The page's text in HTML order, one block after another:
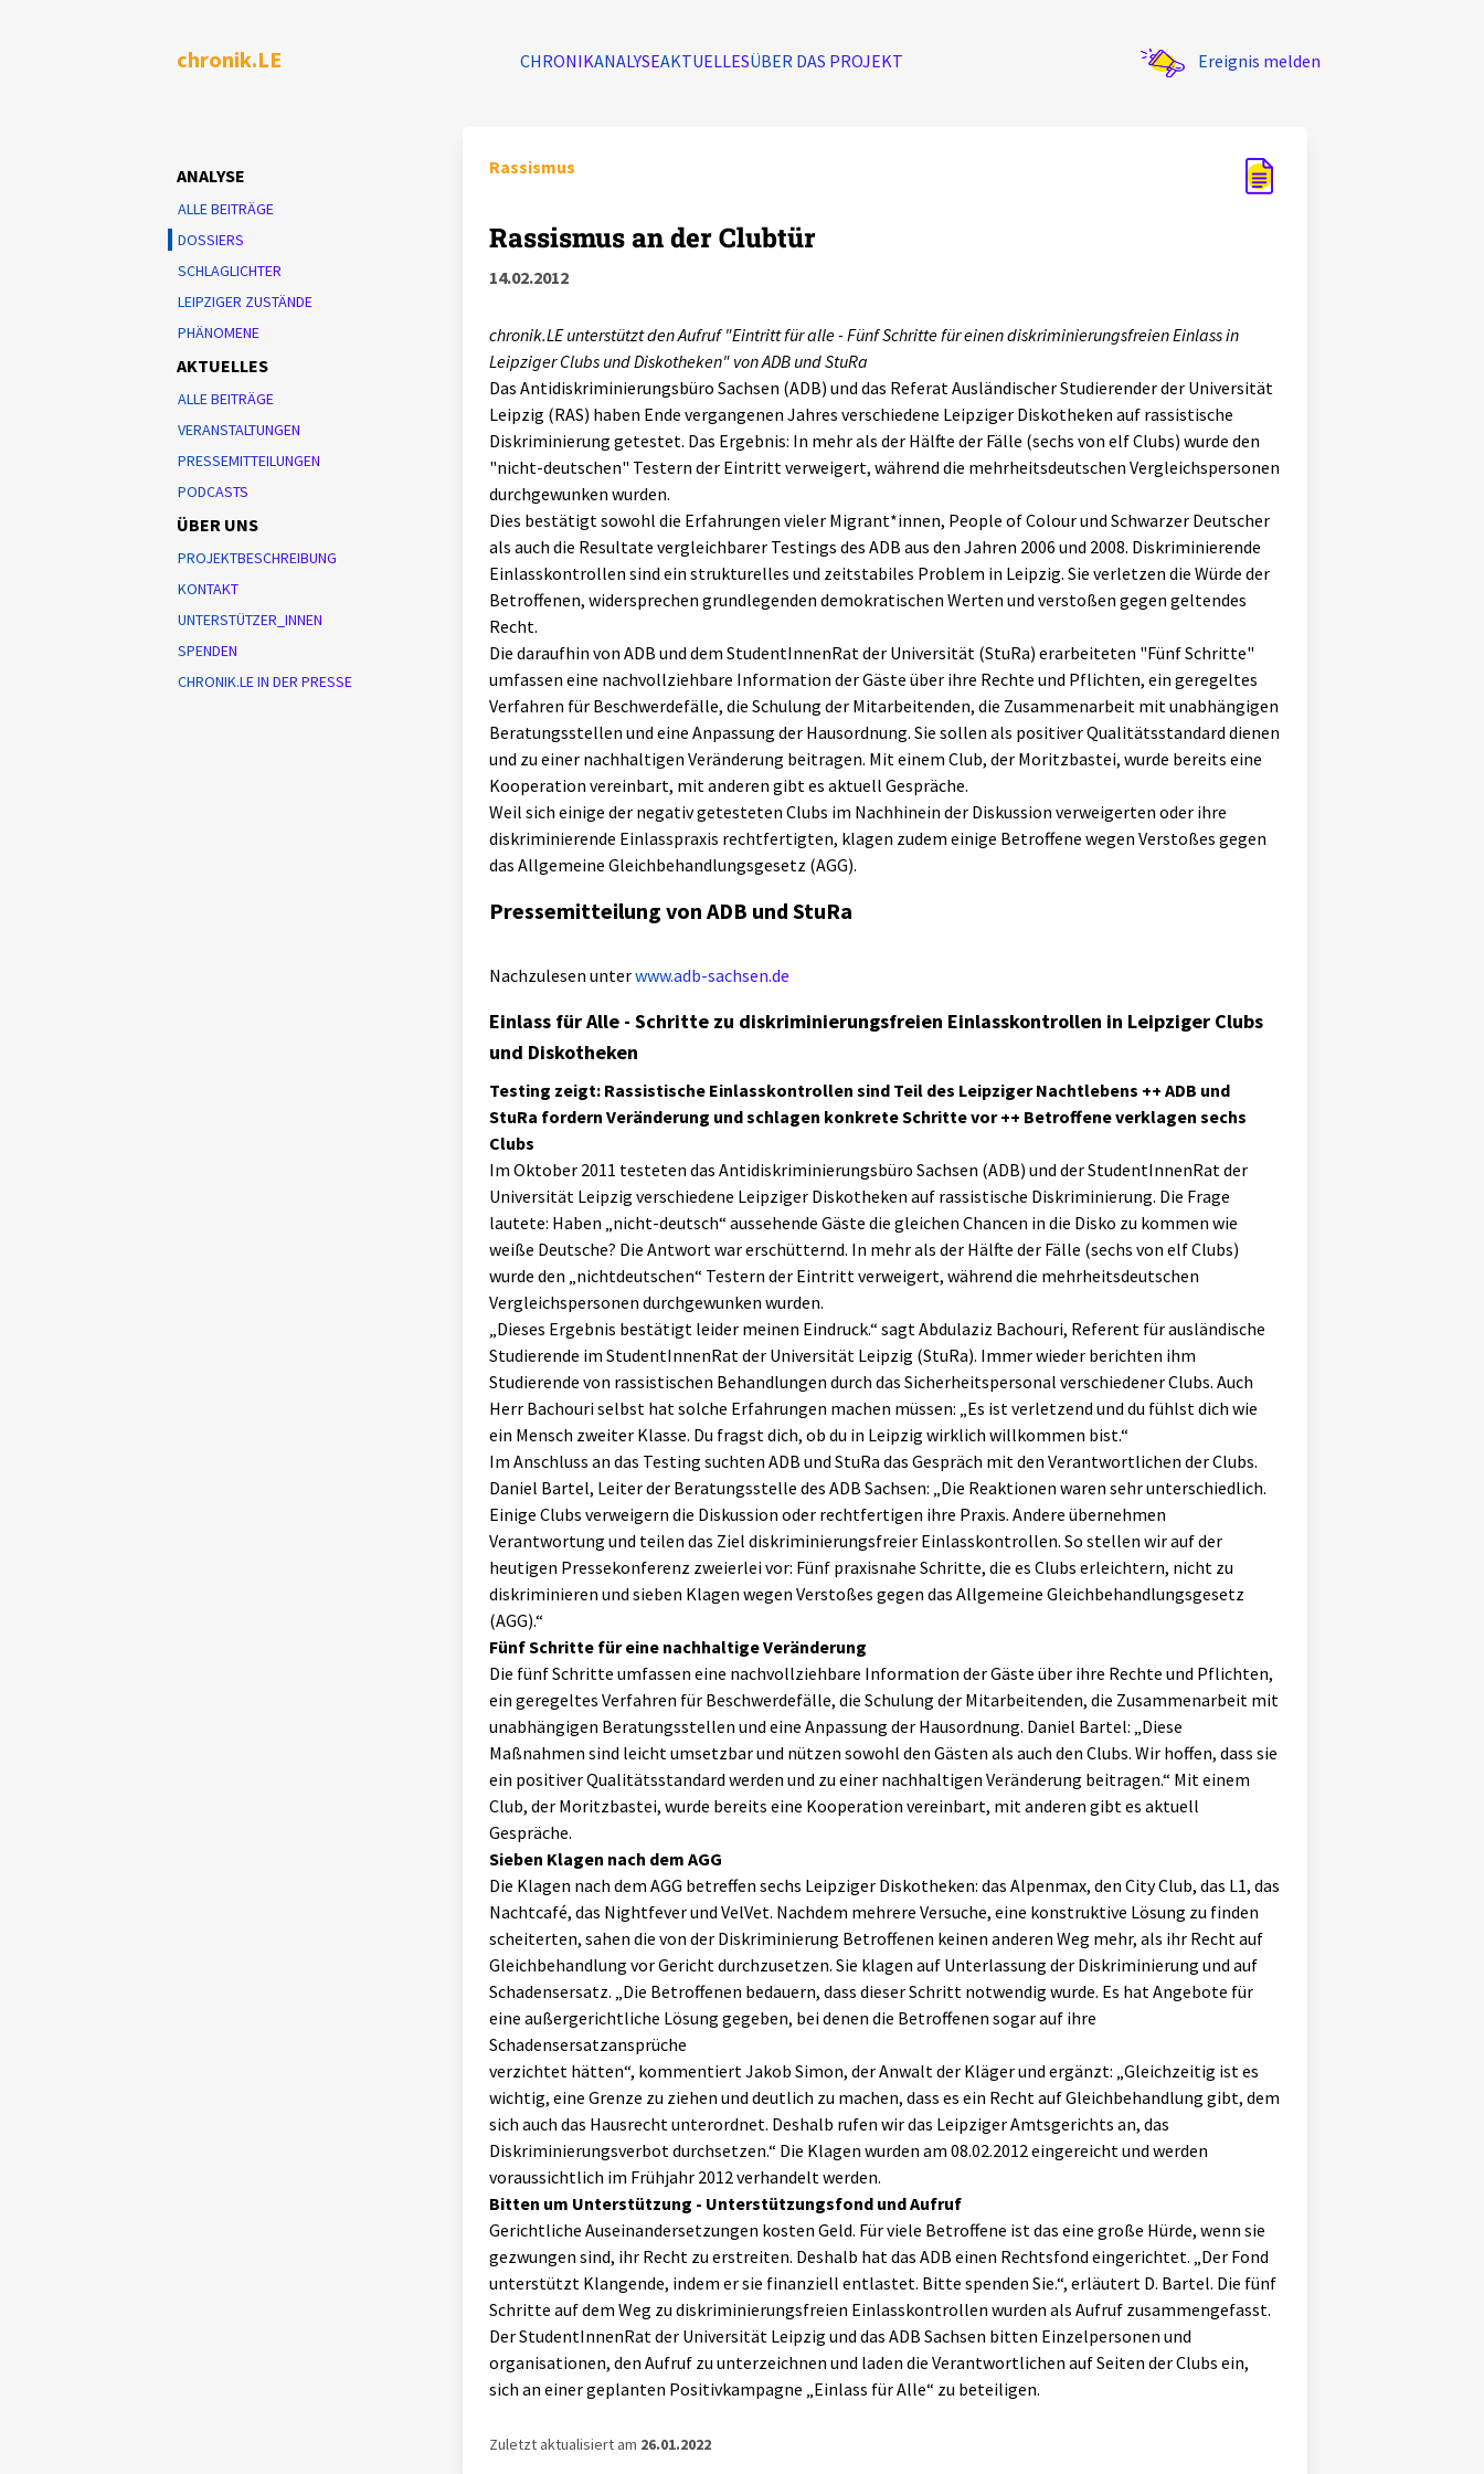
chronik.LE CHRONIKANALYSEAKTUELLESÜBER DAS PROJEKT Ereignis melden
ANALYSE
ALLE BEITRÄGE
DOSSIERS
SCHLAGLICHTER
LEIPZIGER ZUSTÄNDE
PHÄNOMENE
AKTUELLES
ALLE BEITRÄGE
VERANSTALTUNGEN
PRESSEMITTEILUNGEN
PODCASTS
ÜBER UNS
PROJEKTBESCHREIBUNG
KONTAKT
UNTERSTÜTZER_INNEN
SPENDEN
CHRONIK.LE IN DER PRESSE
Rassismus
Rassismus an der Clubtür
14.02.2012
chronik.LE unterstützt den Aufruf "Eintritt für alle - Fünf Schritte für einen diskriminierungsfreien Einlass in
Leipziger Clubs und Diskotheken" von ADB und StuRa
Das Antidiskriminierungsbüro Sachsen (ADB) und das Referat Ausländischer Studierender der Universität
Leipzig (RAS) haben Ende vergangenen Jahres verschiedene Leipziger Diskotheken auf rassistische
Diskriminierung getestet. Das Ergebnis: In mehr als der Hälfte der Fälle (sechs von elf Clubs) wurde den
"nicht-deutschen" Testern der Eintritt verweigert, während die mehrheitsdeutschen Vergleichspersonen
durchgewunken wurden.
Dies bestätigt sowohl die Erfahrungen vieler Migrant*innen, People of Colour und Schwarzer Deutscher
als auch die Resultate vergleichbarer Testings des ADB aus den Jahren 2006 und 2008. Diskriminierende
Einlasskontrollen sind ein strukturelles und zeitstabiles Problem in Leipzig. Sie verletzen die Würde der
Betroffenen, widersprechen grundlegenden demokratischen Werten und verstoßen gegen geltendes
Recht.
Die daraufhin von ADB und dem StudentInnenRat der Universität (StuRa) erarbeiteten "Fünf Schritte"
umfassen eine nachvollziehbare Information der Gäste über ihre Rechte und Pflichten, ein geregeltes
Verfahren für Beschwerdefälle, die Schulung der Mitarbeitenden, die Zusammenarbeit mit unabhängigen
Beratungsstellen und eine Anpassung der Hausordnung. Sie sollen als positiver Qualitätsstandard dienen
und zu einer nachhaltigen Veränderung beitragen. Mit einem Club, der Moritzbastei, wurde bereits eine
Kooperation vereinbart, mit anderen gibt es aktuell Gespräche.
Weil sich einige der negativ getesteten Clubs im Nachhinein der Diskussion verweigerten oder ihre
diskriminierende Einlasspraxis rechtfertigten, klagen zudem einige Betroffene wegen Verstoßes gegen
das Allgemeine Gleichbehandlungsgesetz (AGG).
Pressemitteilung von ADB und StuRa
Nachzulesen unterwww.adb-sachsen.de
Einlass für Alle - Schritte zu diskriminierungsfreien Einlasskontrollen in Leipziger Clubs
und Diskotheken
Testing zeigt: Rassistische Einlasskontrollen sind Teil des Leipziger Nachtlebens ++ ADB und
StuRa fordern Veränderung und schlagen konkrete Schritte vor ++ Betroffene verklagen sechs
Clubs
Im Oktober 2011 testeten das Antidiskriminierungsbüro Sachsen (ADB) und der StudentInnenRat der
Universität Leipzig verschiedene Leipziger Diskotheken auf rassistische Diskriminierung. Die Frage
lautete: Haben „nicht-deutsch“ aussehende Gäste die gleichen Chancen in die Disko zu kommen wie
weiße Deutsche? Die Antwort war erschütternd. In mehr als der Hälfte der Fälle (sechs von elf Clubs)
wurde den „nichtdeutschen“ Testern der Eintritt verweigert, während die mehrheitsdeutschen
Vergleichspersonen durchgewunken wurden.
„Dieses Ergebnis bestätigt leider meinen Eindruck.“ sagt Abdulaziz Bachouri, Referent für ausländische
Studierende im StudentInnenRat der Universität Leipzig (StuRa). Immer wieder berichten ihm
Studierende von rassistischen Behandlungen durch das Sicherheitspersonal verschiedener Clubs. Auch
Herr Bachouri selbst hat solche Erfahrungen machen müssen: „Es ist verletzend und du fühlst dich wie
ein Mensch zweiter Klasse. Du fragst dich, ob du in Leipzig wirklich willkommen bist.“
Im Anschluss an das Testing suchten ADB und StuRa das Gespräch mit den Verantwortlichen der Clubs.
Daniel Bartel, Leiter der Beratungsstelle des ADB Sachsen: „Die Reaktionen waren sehr unterschiedlich.
Einige Clubs verweigern die Diskussion oder rechtfertigen ihre Praxis. Andere übernehmen
Verantwortung und teilen das Ziel diskriminierungsfreier Einlasskontrollen. So stellen wir auf der
heutigen Pressekonferenz zweierlei vor: Fünf praxisnahe Schritte, die es Clubs erleichtern, nicht zu
diskriminieren und sieben Klagen wegen Verstoßes gegen das Allgemeine Gleichbehandlungsgesetz
(AGG).“
Fünf Schritte für eine nachhaltige Veränderung
Die fünf Schritte umfassen eine nachvollziehbare Information der Gäste über ihre Rechte und Pflichten,
ein geregeltes Verfahren für Beschwerdefälle, die Schulung der Mitarbeitenden, die Zusammenarbeit mit
unabhängigen Beratungsstellen und eine Anpassung der Hausordnung. Daniel Bartel: „Diese
Maßnahmen sind leicht umsetzbar und nützen sowohl den Gästen als auch den Clubs. Wir hoffen, dass sie
ein positiver Qualitätsstandard werden und zu einer nachhaltigen Veränderung beitragen.“ Mit einem
Club, der Moritzbastei, wurde bereits eine Kooperation vereinbart, mit anderen gibt es aktuell
Gespräche.
Sieben Klagen nach dem AGG
Die Klagen nach dem AGG betreffen sechs Leipziger Diskotheken: das Alpenmax, den City Club, das L1, das
Nachtcafé, das Nightfever und VelVet. Nachdem mehrere Versuche, eine konstruktive Lösung zu finden
scheiterten, sahen die von der Diskriminierung Betroffenen keinen anderen Weg mehr, als ihr Recht auf
Gleichbehandlung vor Gericht durchzusetzen. Sie klagen auf Unterlassung der Diskriminierung und auf
Schadensersatz. „Die Betroffenen bedauern, dass dieser Schritt notwendig wurde. Es hat Angebote für
eine außergerichtliche Lösung gegeben, bei denen die Betroffenen sogar auf ihre
Schadensersatzansprüche
verzichtet hätten“, kommentiert Jakob Simon, der Anwalt der Kläger und ergänzt: „Gleichzeitig ist es
wichtig, eine Grenze zu ziehen und deutlich zu machen, dass es ein Recht auf Gleichbehandlung gibt, dem
sich auch das Hausrecht unterordnet. Deshalb rufen wir das Leipziger Amtsgerichts an, das
Diskriminierungsverbot durchsetzen.“ Die Klagen wurden am 08.02.2012 eingereicht und werden
voraussichtlich im Frühjahr 2012 verhandelt werden.
Bitten um Unterstützung - Unterstützungsfond und Aufruf
Gerichtliche Auseinandersetzungen kosten Geld. Für viele Betroffene ist das eine große Hürde, wenn sie
gezwungen sind, ihr Recht zu erstreiten. Deshalb hat das ADB einen Rechtsfond eingerichtet. „Der Fond
unterstützt Klangende, indem er sie finanziell entlastet. Bitte spenden Sie.“, erläutert D. Bartel. Die fünf
Schritte auf dem Weg zu diskriminierungsfreien Einlasskontrollen wurden als Aufruf zusammengefasst.
Der StudentInnenRat der Universität Leipzig und das ADB Sachsen bitten Einzelpersonen und
organisationen, den Aufruf zu unterzeichnen und laden die Verantwortlichen auf Seiten der Clubs ein,
sich an einer geplanten Positivkampagne „Einlass für Alle“ zu beteiligen.
Zuletzt aktualisiert am 26.01.2022